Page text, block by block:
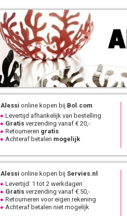
Alessi online kopen bij Bol.com
Levertijd afhankelijk van bestelling
Gratis verzending vanaf € 20,-
Retourneren gratis
Achteraf betalen mogelijk
Alessi online kopen bij Servies.nl
Levertijd: 1 tot 2 werkdagen
Gratis verzending vanaf € 50,-
Retourneren voor eigen rekening
Achteraf betalen niet mogelijk